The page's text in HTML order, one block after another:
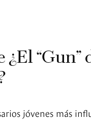
“Gun”
jóvenes más